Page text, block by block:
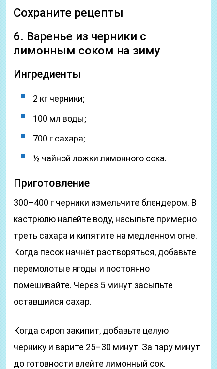
Сохраните рецепты
6. Варенье из черники с
лимонным соком на зиму
Ингредиенты
2 кг черники;
100 мл воды;
700 г сахара;
½ чайной ложки лимонного сока.
Приготовление
300–400 г черники измельчите блендером. В
кастрюлю налейте воду, насыпьте примерно
треть сахара и кипятите на медленном огне.
Когда песок начнёт растворяться, добавьте
перемолотые ягоды и постоянно
помешивайте. Через 5 минут засыпьте
оставшийся сахар.
Когда сироп закипит, добавьте целую
чернику и варите 25–30 минут. За пару минут
до готовности влейте лимонный сок.